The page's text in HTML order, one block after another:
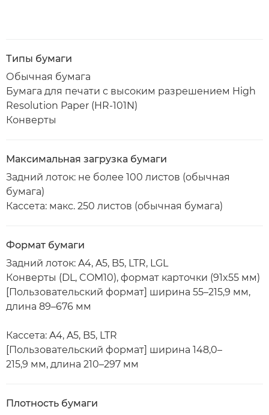
Типы бумаги
Обычная бумага
Бумага для печати с высоким разрешением High
Resolution Paper (HR-101N)
Конверты
Максимальная загрузка бумаги
Задний лоток: не более 100 листов (обычная
бумага)
Кассета: макс. 250 листов (обычная бумага)
Формат бумаги
Задний лоток: A4, A5, B5, LTR, LGL
Конверты (DL, COM10), формат карточки (91x55 мм)
[Пользовательский формат] ширина 55–215,9 мм,
длина 89–676 мм
Кассета: A4, A5, B5, LTR
[Пользовательский формат] ширина 148,0–
215,9 мм, длина 210–297 мм
Плотность бумаги